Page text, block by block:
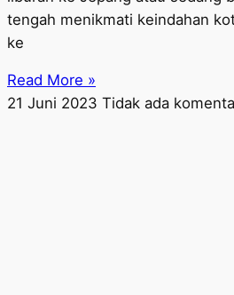
tengah menikmati keindahan
ke
Read More »
21 Juni 2023 Tidak ada